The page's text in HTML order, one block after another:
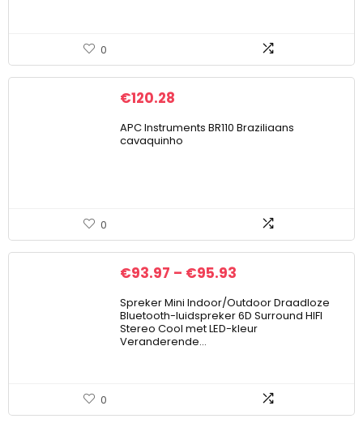
0
€120.28
APC Instruments BR110 Braziliaans
cavaquinho
0
€93.97 – €95.93
Spreker Mini Indoor/Outdoor Draadloze
Bluetooth-luidspreker 6D Surround HIFI
Stereo Cool met LED-kleur
Veranderende…
0